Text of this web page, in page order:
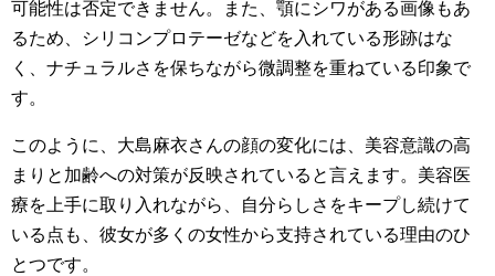
可能性は否定できません。また、顎にシワがある画像もあ
るため、シリコンプロテーゼなどを入れている形跡はな
く、ナチュラルさを保ちながら微調整を重ねている印象で
す。
このように、大島麻衣さんの顔の変化には、美容意識の高
まりと加齢への対策が反映されていると言えます。美容医
療を上手に取り入れながら、自分らしさをキープし続けて
いる点も、彼女が多くの女性から支持されている理由のひ
とつです。